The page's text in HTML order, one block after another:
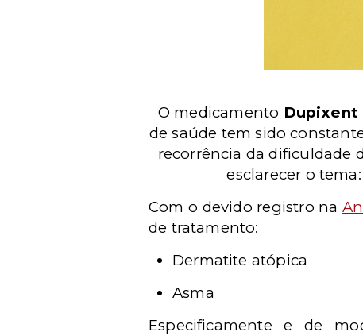
O medicamento Dupixent
de saúde tem sido
recorrência da dificuldade
esclarecer o tema:
Com o devido registro na
de tratamento:
Dermatite atópica
Asma
Especificamente e de